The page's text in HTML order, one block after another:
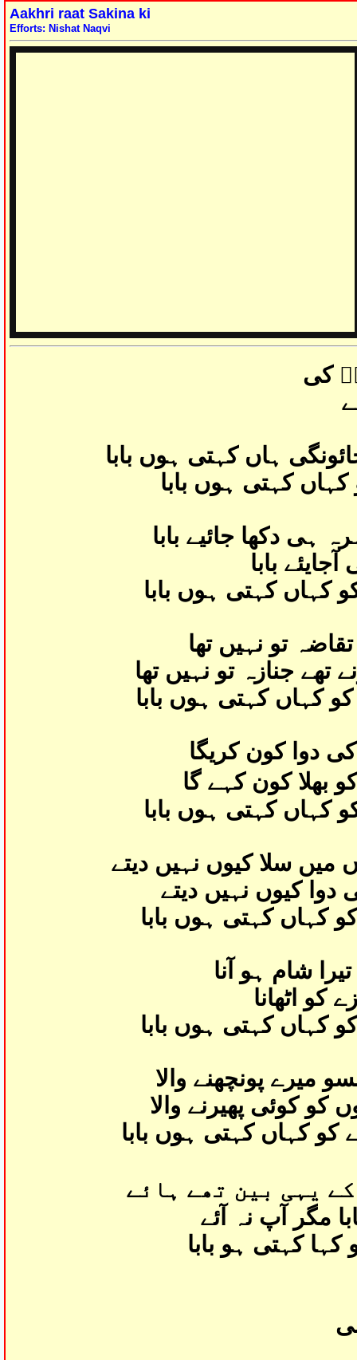
Aakhri raat Sakina ki
Efforts: Nishat Naqvi
کی
ہاں کہتی ہوں بابا
کہاں کہتی ہوں بابا
ہی دکھا جائیے بابا
بابا
کہاں کہتی ہوں بابا
تو نہیں تھا
تھے جنازہ تو نہیں تھا
کہاں کہتی ہوں بابا
دوا کون کریگا
بھلا کون کہے گا
کہاں کہتی ہوں بابا
میں سلا کیوں نہیں دیتے
دوا کیوں نہیں دیتے
کہاں کہتی ہوں بابا
شام ہو آنا
کو اٹھانا
کہاں کہتی ہوں بابا
میرے پونچھنے والا
کو کوئی پھیرنے والا
کو کہاں کہتی ہوں بابا
یہی بین تھے ہائے
مگر آپ نہ آئے
کہا کہتی ہو بابا